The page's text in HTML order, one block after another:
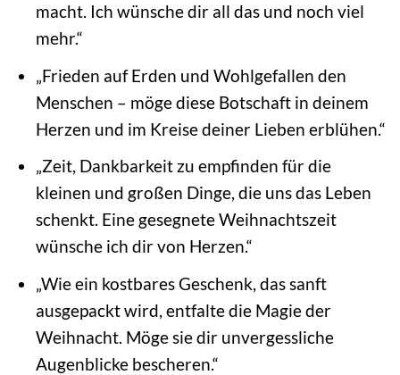
macht. Ich wünsche dir all das und noch viel
mehr.“
„Frieden auf Erden und Wohlgefallen den
Menschen – möge diese Botschaft in deinem
Herzen und im Kreise deiner Lieben erblühen.“
„Zeit, Dankbarkeit zu empfinden für die
kleinen und großen Dinge, die uns das Leben
schenkt. Eine gesegnete Weihnachtszeit
wünsche ich dir von Herzen.“
„Wie ein kostbares Geschenk, das sanft
ausgepackt wird, entfalte die Magie der
Weihnacht. Möge sie dir unvergessliche
Augenblicke bescheren.“